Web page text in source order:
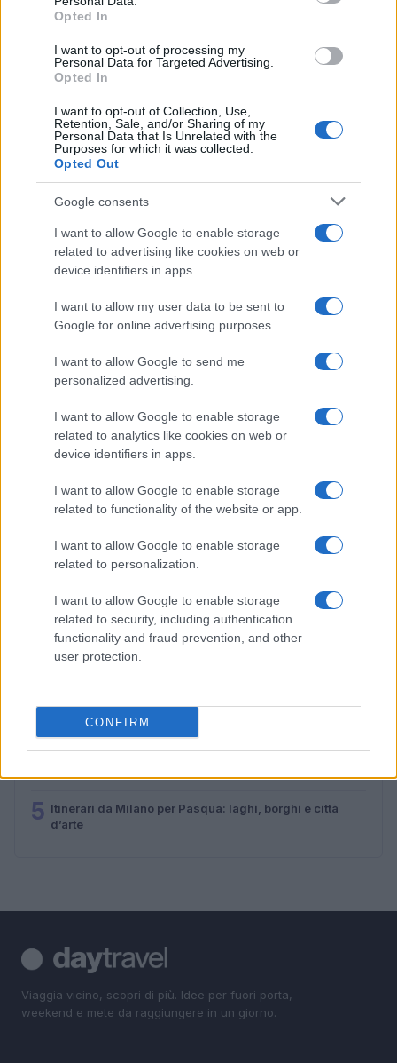
Opted In
I want to opt-out of processing my
Personal Data for Targeted Advertising.
Opted In
I want to opt-out of Collection, Use,
Retention, Sale, and/or Sharing of my
Personal Data that Is Unrelated with the
Purposes for which it was collected.
Opted Out
Google consents
I want to allow Google to enable storage
related to advertising like cookies on web or
device identifiers in apps.
I want to allow my user data to be sent to
Google for online advertising purposes.
I want to allow Google to send me
personalized advertising.
I want to allow Google to enable storage
related to analytics like cookies on web or
device identifiers in apps.
I want to allow Google to enable storage
related to functionality of the website or app.
I want to allow Google to enable storage
related to personalization.
I want to allow Google to enable storage
related to security, including authentication
functionality and fraud prevention, and other
user protection.
CONFIRM
Dalla gloria di Coppi al declino attuale: l’allarme per il
ciclismo italiano
Beatrice Beretta · 4 Ago 2026
FUORI PORTA
Guida ai mercatini vintage in Piemonte con
Alessandro Tassinari · 4 Ago 2026
PIÙ LETTI
Itinerari d’acqua in Veneto: 8 percorsi semplici per
principianti
Vertice tra procure per chiarire le responsabilità dei
3 Eventi Imperdibili ad Andalo: La Guida Completa per il
Tuo Soggiorno
4
5 Itinerari da Milano per Pasqua: laghi, borghi e città
d’arte
Viaggia vicino, scopri di più. Idee per fuori porta,
weekend e mete da raggiungere in un giorno.